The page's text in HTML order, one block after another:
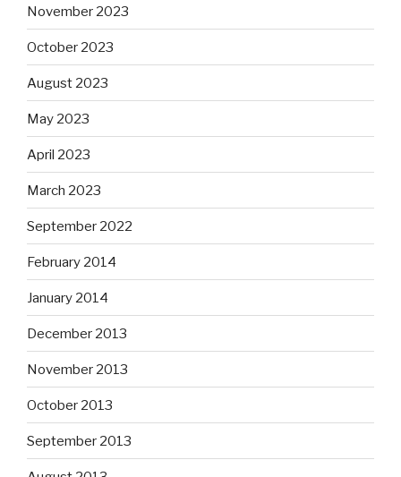
November 2023
October 2023
August 2023
May 2023
April 2023
March 2023
September 2022
February 2014
January 2014
December 2013
November 2013
October 2013
September 2013